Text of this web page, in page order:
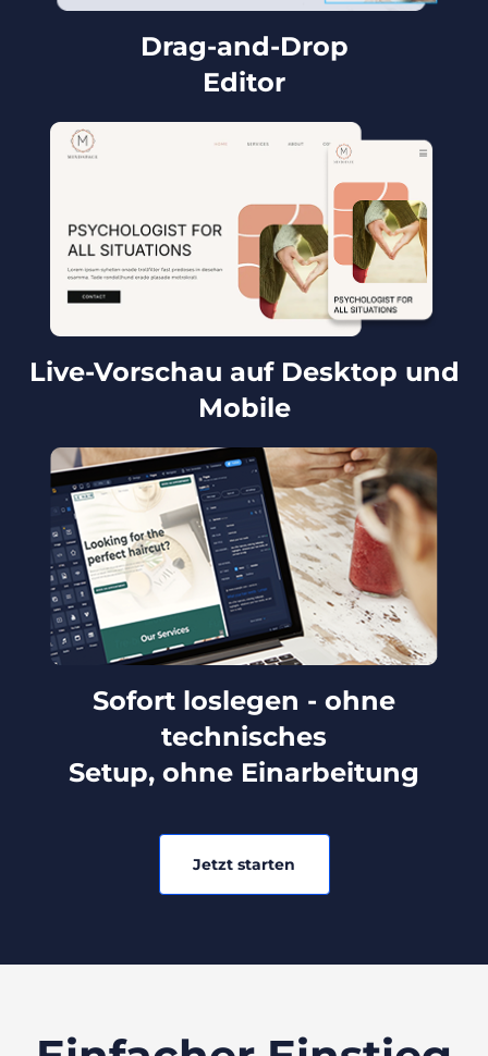
Drag-and-Drop
Editor
Live-Vorschau auf Desktop und
Mobile
Sofort loslegen - ohne
technisches
Setup, ohne Einarbeitung
Jetzt starten